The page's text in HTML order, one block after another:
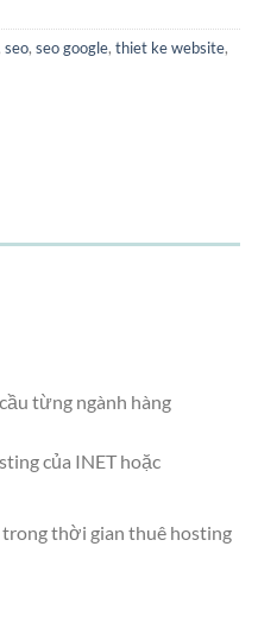
seo, seo google, thiet ke website,
từng ngành hàng
của INET hoặc
thời gian thuê hosting